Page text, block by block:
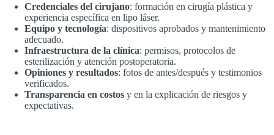
Credenciales del cirujano: formación en cirugía plástica y
experiencia específica en lipo láser.
Equipo y tecnología: dispositivos aprobados y mantenimiento
adecuado.
Infraestructura de la clínica: permisos, protocolos de
esterilización y atención postoperatoria.
Opiniones y resultados: fotos de antes/después y testimonios
verificados.
Transparencia en costos y en la explicación de riesgos y
expectativas.